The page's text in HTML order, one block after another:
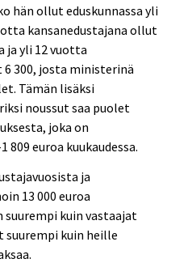
hän ollut eduskunnassa yli
kansanedustajana ollut
ja yli 12 vuotta
300, josta ministerinä
Tämän lisäksi
noussut saa puolet
joka on
809 euroa kuukaudessa.
ja
13 000 euroa
suurempi kuin vastaajat
suurempi kuin heille